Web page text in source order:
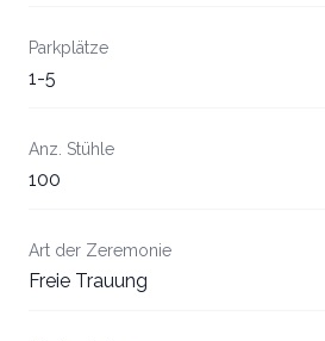
Parkplätze
1-5
Anz. Stühle
100
Art der Zeremonie
Freie Trauung